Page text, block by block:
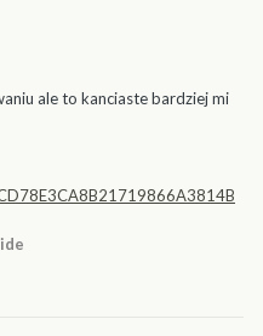
ale to kanciaste bardziej mi